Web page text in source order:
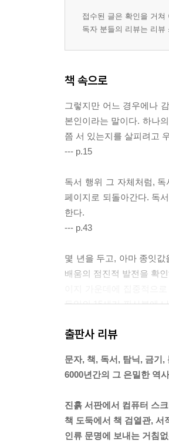
접수된 글은 확인을 거쳐
독자 분들의 리뷰는 리
책 속으로
그렇지만 어느 경우에나
본인이라는 말이다. 하나
쯤 서 있는지를 살피려고
--- p.15
독서 행위 그 자체처럼,
페이지로 되돌아간다. 독
한다.
--- p.43
몇 년을 두고, 아마 종잇
배움의 점진적 발전을 확
독일의 15세기 필사본에
러 페이지에 나타난다.
에피쿠로스 학파인 오마
도토스를 읽는 것이 나의
는 “나는 좀처럼 해변가
을 읽을 수는 없다. 언제
출판사 리뷰
문자, 책, 독서, 탐닉, 금
6000년간의 그 은밀한 역
진흙 서판에서 컴퓨터 스크
책 도둑에서 책 검열관, 서
인류 문명에 보내는 거침